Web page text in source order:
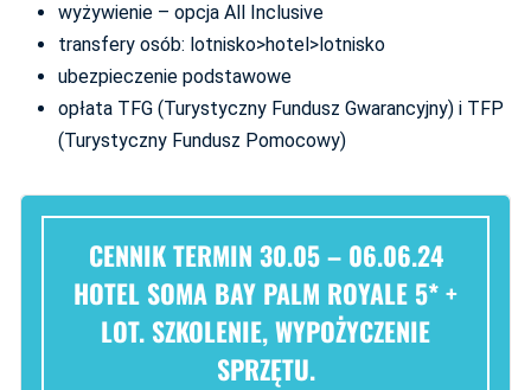
wyżywienie – opcja All Inclusive
transfery osób: lotnisko>hotel>lotnisko
ubezpieczenie podstawowe
opłata TFG (Turystyczny Fundusz Gwarancyjny) i TFP
(Turystyczny Fundusz Pomocowy)
CENNIK TERMIN 30.05 – 06.06.24
HOTEL SOMA BAY PALM ROYALE 5* +
LOT. SZKOLENIE, WYPOŻYCZENIE
SPRZĘTU.